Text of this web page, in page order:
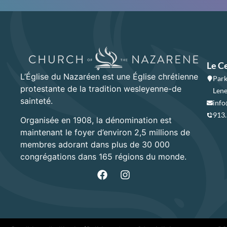
L’Église du Nazaréen est une Église chrétienne
protestante de la tradition wesleyenne-de
sainteté.
Organisée en 1908, la dénomination est
maintenant le foyer d’environ 2,5 millions de
membres adorant dans plus de 30 000
congrégations dans 165 régions du monde.
Le